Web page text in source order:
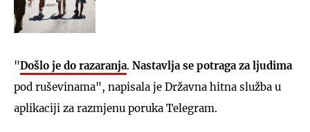
"Došlo je do razaranja. Nastavlja se potraga za ljudima
pod ruševinama", napisala je Državna hitna služba u
aplikaciji za razmjenu poruka Telegram.